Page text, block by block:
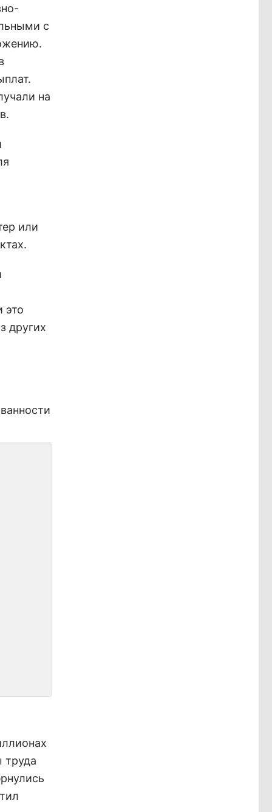
с
на
или
это
других
труда